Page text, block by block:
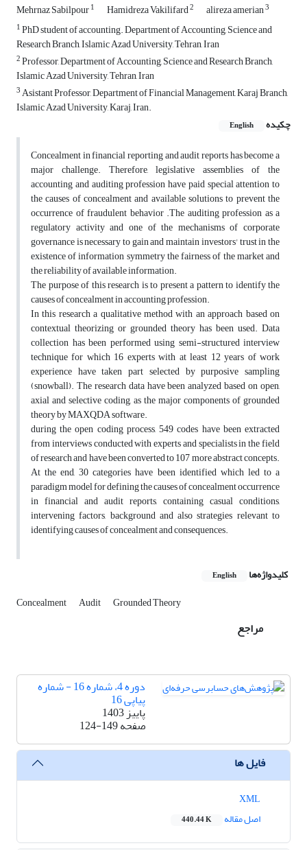
Mehrnaz Sabilpour1 Hamidreza Vakilifard2 alireza amerian3
1PhD student of accounting. Department of Accounting, Science and
Research Branch, Islamic Azad University, Tehran, Iran
2Professor, Department of Accounting, Science and Research Branch,
Islamic Azad University, Tehran, Iran
3Asistant Professor, Department of Financial Management, Karaj Branch,
Islamic Azad University, Karaj, Iran.
چکیده
English
Concealment in financial reporting and audit reports has become a
major challenge. Therefore, legislative assemblies of the
accounting and auditing profession have paid special attention to
the causes of concealment and available solutions to prevent the
occurrence of fraudulent behavior .The auditing profession as a
regulatory activity and one of the mechanisms of corporate
governance is necessary to gain and maintain investors' trust in the
existence of information symmetry the fairness of the market and
the reliability of available information.
The purpose of this research is to present a pattern to identify the
causes of concealment in accounting profession.
In this research a qualitative method with an approach based on
contextual theorizing or grounded theory has been used. Data
collection has been performed using semi-structured interview
technique for which 16 experts with at least 12 years of work
experience have taken part selected by purposive sampling
(snowball). The research data have been analyzed based on open,
axial and selective coding, as the major components of grounded
theory by MAXQDA software.
during the open coding process, 549 codes have been extracted
from interviews conducted with experts and specialists in the field
of research and have been converted to 107 more abstract concepts.
At the end, 30 categories have been identified which led to a
paradigm model for defining the causes of concealment occurrence
in financial and audit reports, containing casual conditions,
intervening factors, background and also strategies relevant to
identifying causes of concealment and consequences.
کلیدواژه‌ها English
Concealment Audit Grounded Theory
مراجع
دوره 4، شماره 16 - شماره
پیاپی 16
پاییز 1403
صفحه124-149
فایل ها
اصل مقاله
440.44 K